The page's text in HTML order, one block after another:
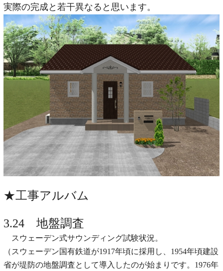
実際の完成と若干異なると思います。
★工事アルバム
3.24 地盤調査
スウェーデン式サウンディング試験状況。
（スウェーデン国有鉄道が1917年頃に採用し、1954年頃建設
省が堤防の地盤調査として導入したのが始まりです。1976年